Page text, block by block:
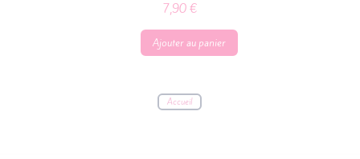
7,90€
quantité
Chaussettes
Ajouter au panier
Accueil